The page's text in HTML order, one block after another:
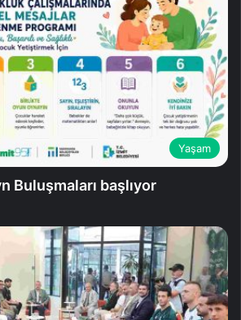
Yaşam
Buluşmaları başlıyor